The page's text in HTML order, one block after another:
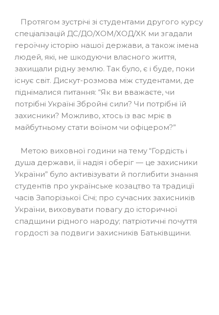
Протягом зустрічі зі студентами другого курсу
спеціалізацій ДС/ДО/ХОМ/ХОД/ХК ми згадали
героїчну історію нашої держави, а також імена
людей, які, не шкодуючи власного життя,
захищали рідну землю. Так було, є і буде, поки
існує світ. Дискут-розмова між студентами, де
піднімалися питання: “Як ви вважаєте, чи
потрібні Україні Збройні сили? Чи потрібні їй
захисники? Можливо, хтось із вас мріє в
майбутньому стати воїном чи офіцером?”
Метою виховної години на тему “Гордість і
душа держави, її надія і оберіг — це захисники
України” було активізувати й поглибити знання
студентів про українське козацтво та традиції
часів Запорізької Січі; про сучасних захисників
України, виховувати повагу до історичної
спадщини рідного народу; патріотичні почуття
гордості за подвиги захисників Батьківщини.